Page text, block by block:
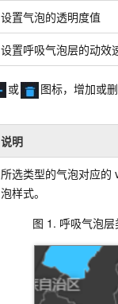
设置气泡的透明度值
设置呼吸气泡层的动效
或 图标，增加或
说明
所选类型的气泡对应的
泡样式。
图 1. 呼吸气泡